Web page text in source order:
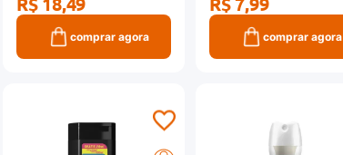
comprar agora comprar agora